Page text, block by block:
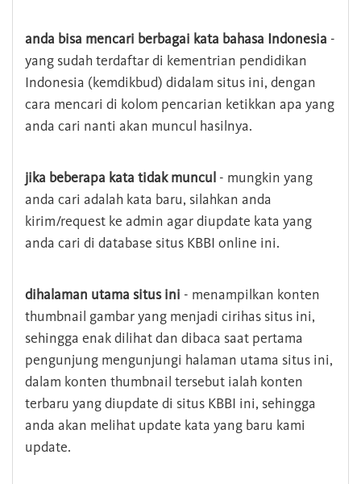
anda bisa mencari berbagai kata bahasa Indonesia -
yang sudah terdaftar di kementrian pendidikan
Indonesia (kemdikbud) didalam situs ini, dengan
cara mencari di kolom pencarian ketikkan apa yang
anda cari nanti akan muncul hasilnya.
jika beberapa kata tidak muncul - mungkin yang
anda cari adalah kata baru, silahkan anda
kirim/request ke admin agar diupdate kata yang
anda cari di database situs KBBI online ini.
dihalaman utama situs ini - menampilkan konten
thumbnail gambar yang menjadi cirihas situs ini,
sehingga enak dilihat dan dibaca saat pertama
pengunjung mengunjungi halaman utama situs ini,
dalam konten thumbnail tersebut ialah konten
terbaru yang diupdate di situs KBBI ini, sehingga
anda akan melihat update kata yang baru kami
update.